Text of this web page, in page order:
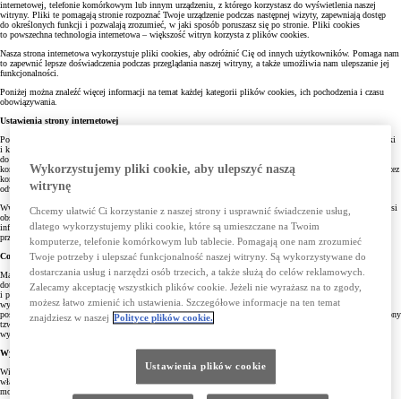
internetowej, telefonie komórkowym lub innym urządzeniu, z którego korzystasz do wyświetlenia naszej
witryny. Pliki te pomagają stronie rozpoznać Twoje urządzenie podczas następnej wizyty, zapewniają dostęp
do określonych funkcji i pozwalają zrozumieć, w jaki sposób poruszasz się po stronie. Pliki cookies
to powszechna technologia internetowa – większość witryn korzysta z plików cookies.
Nasza strona internetowa wykorzystuje pliki cookies, aby odróżnić Cię od innych użytkowników. Pomaga nam
to zapewnić lepsze doświadczenia podczas przeglądania naszej witryny, a także umożliwia nam ulepszanie jej
funkcjonalności.
Poniżej można znaleźć więcej informacji na temat każdej kategorii plików cookies, ich pochodzenia i czasu
obowiązywania.
Ustawienia strony internetowej
Poprzez domyślne ustawienie przeglądarek, akceptujesz pliki cookies. Możesz zmienić ustawienia przeglądarki
i kontrolować ruch ciasteczek poprzez ich akceptowanie lub odrzucenie. Oczywiście możesz uzyskać dostęp
do naszych stron internetowych bez instalowania plików cookies. Nastąpi to jednak kosztem jakości
korzystania ze strony internetowej. TCE zapisuje i korzysta z plików cookies za Twoją zgodą wyrażoną poprzez
kontynuowanie przez Ciebie korzystania ze Stron bez zmiany ustawień przeglądarki, której używasz,
odwiedzając nasze strony, o czym informujemy poprzez baner na stronie („wyraźne działanie”).
Ww. strona posiada narzędzie, które pozwala Ci zarządzać ciasteczkami. Aby go użyć, Twoja przeglądarka musi
obsługiwać JavaScript. Jeżeli Twoja przeglądarka nie spełnia powyższego warunku, wciąż możesz przeglądać
informacje o ciasteczkach, ale zarządzanie nimi może odbywać się jedynie ręcznie poprzez ustawienia
przeglądarki.
Cofnięcie zgody na cookies
Masz prawo cofnąć zgodę na korzystanie przez Stronę z plików cookies. Służy temu np. zmiana ustawień
dotyczących plików cookies. Szczegółowe informacje o tym, jak dokonać rekonfiguracji ustawień urządzenia
i przeglądarki, dostępne są w ustawieniach oprogramowania (przeglądarki internetowej). Konkretna
wyszukiwarka internetowa umożliwia także blokady działania cookies. W pozostałym zakresie stosuje się
postanowienia
Polityki Prywatności. W wyniku zmiany ustawień konkretnej przeglądarki zostanie umieszczony
tzw. plik cookie opt – out, którego celem jest identyfikacji Twojego sprzeciwu. W każdej przeglądarce należy
wykonać taką samą operację wyłączenia cookies.
Wyłączenie plików cookie
Większość przeglądarek domyślnie akceptuje pliki cookies. Jeśli dezaktywujesz używanie plików cookies,
włączysz ostrzeżenia przed ich użyciem lub nie zaakceptujesz ustawień, niektóre funkcje na stronie Toyoty
mogą działać niepoprawnie lub być niedostępne.
Wykorzystujemy pliki cookie, aby ulepszyć naszą
witrynę
Chcemy ułatwić Ci korzystanie z naszej strony i usprawnić świadczenie usług,
dlatego wykorzystujemy pliki cookie, które są umieszczane na Twoim
komputerze, telefonie komórkowym lub tablecie. Pomagają one nam zrozumieć
Twoje potrzeby i ulepszać funkcjonalność naszej witryny. Są wykorzystywane do
dostarczania usług i narzędzi osób trzecich, a także służą do celów reklamowych.
Zalecamy akceptację wszystkich plików cookie. Jeżeli nie wyrażasz na to zgody,
możesz łatwo zmienić ich ustawienia. Szczegółowe informacje na ten temat
znajdziesz w naszej Polityce plików cookie.
Ustawienia plików cookie